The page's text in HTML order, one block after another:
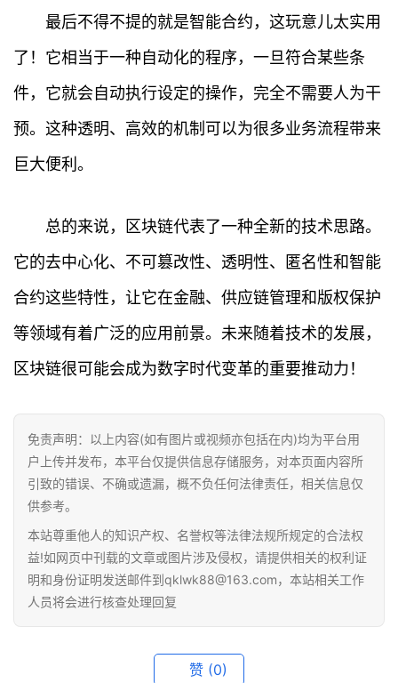
行
快
题
百
最后不得不提的就是智能合约，这玩意儿太实用
了！它相当于一种自动化的程序，一旦符合某些条
件，它就会自动执行设定的操作，完全不需要人为干
预。这种透明、高效的机制可以为很多业务流程带来
巨大便利。
总的来说，区块链代表了一种全新的技术思路。
它的去中心化、不可篡改性、透明性、匿名性和智能
合约这些特性，让它在金融、供应链管理和版权保护
等领域有着广泛的应用前景。未来随着技术的发展，
区块链很可能会成为数字时代变革的重要推动力！
免责声明：以上内容(如有图片或视频亦包括在内)均为平台用
户上传并发布，本平台仅提供信息存储服务，对本页面内容所
引致的错误、不确或遗漏，概不负任何法律责任，相关信息仅
供参考。
本站尊重他人的知识产权、名誉权等法律法规所规定的合法权
益!如网页中刊载的文章或图片涉及侵权，请提供相关的权利证
明和身份证明发送邮件到qklwk88@163.com，本站相关工作
人员将会进行核查处理回复
赞 (0)